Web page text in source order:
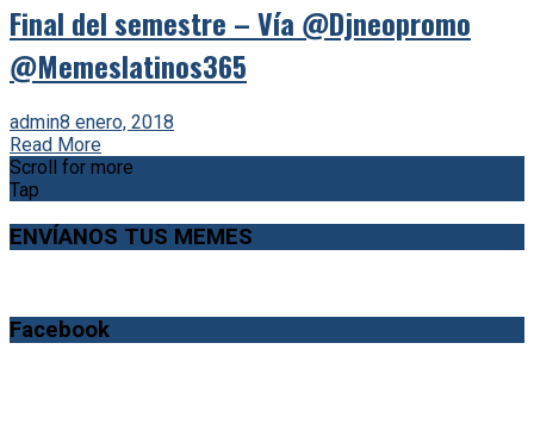
Final del semestre – Vía @Djneopromo
@Memeslatinos365
admin8 enero, 2018
Read More
Scroll for more
Tap
ENVÍANOS TUS MEMES
Facebook